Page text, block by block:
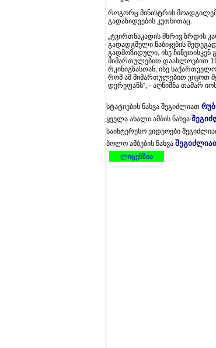
როგორც მინისტრის
გადაზიდვების კუთხითაც.
„ტვირთნაკადის მხრივ ზრდის
გადადგმული ნაბიჯების
გადმოზიდული, ისე
მიმართულებით დაახლოებით
რკინიგზასთან, ისე
რომ ამ მიმართულებით ვიყოთ
დერეფანს“, - აღნიშნა თამარ
სტატიების ნახვა შეგიძლიათ
ყველა ახალი ამბის ნახვა
საინტერესო ვიდეოები
ბოლო ამბების ნახვა
ლიცენზია